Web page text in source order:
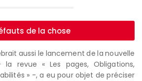
de la chose
aussi le lancement de la nouvelle
revue « Les pages, Obligations,
» -, a eu pour objet de préciser